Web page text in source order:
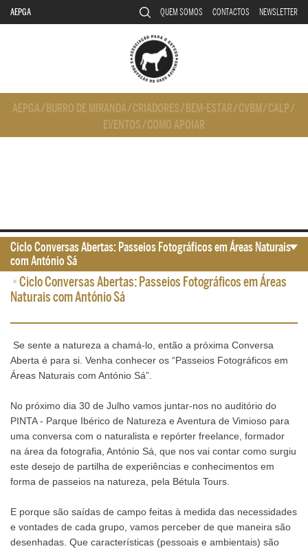
AEPGA QUEM SOMOS CONTACTOS NEWSLETTER
AEPGA/ BURRO DE MIRANDA/CRIADORES/ BEM-ESTAR/CVBM/CALP/
EVENTOS/COMO APOIAR
•Ciclo Conversas Abertas: Passeios Fotográficos em Áreas
Naturais com António Sá
Se sente a natureza a chamá-lo, então a próxima Conversa
Aberta é para si. Venha conhecer os “Passeios Fotográficos em
Áreas Naturais com António Sá”.
No próximo dia 30 de Julho vamos juntar-nos no auditório do
PINTA - Parque Ibérico de Natureza e Aventura de Vimioso para
uma conversa com o naturalista e repórter freelance, formador
na área da fotografia, António Sá, que nos vai contar como surgiu
este desejo de partilha de experiências e conhecimentos em
forma de passeios na natureza, pela Bétula Tours.
E porque são saídas de campo feitas à medida das necessidades
e vontades de cada grupo, vamos perceber de que maneira são
desenhadas. Que características (pessoais e ambientais) são
Ciclo Conversas Abertas: Passeios Fotográficos em Áreas Naturais
com António Sá